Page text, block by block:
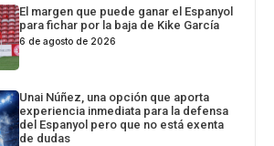
El margen que puede ganar el Espanyol
para fichar por la baja de Kike García
6 de agosto de 2026
Unai Núñez, una opción que aporta
experiencia inmediata para la defensa
del Espanyol pero que no está exenta
de dudas